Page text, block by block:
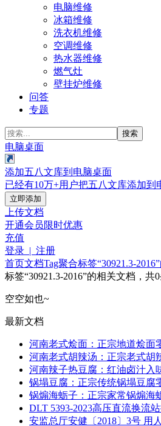
电脑维修
冰箱维修
洗衣机维修
空调维修
热水器维修
燃气灶
壁挂炉维修
问答
专题
搜索
电脑桌面
添加五八文库到电脑桌面
已经有10万+用户把五八文库添加
立即添加
上传文档
开通会员限时优惠
充值
登录 | 注册
首页文档Tag聚合标签“30921.3-
标签“30921.3-2016”的相关文档，共
空空如也~
最新文档
河南老式烩面：正宗地道烩面
河南老式胡辣汤：正宗老式胡
河南辣子热豆腐：红油卤汁入
锅塌豆腐：正宗传统锅塌豆腐
锅煽海蛎子：正宗家常锅煽海
DLT 5393-2023高压直流换流
安监总厅安健〔2018〕3号 用